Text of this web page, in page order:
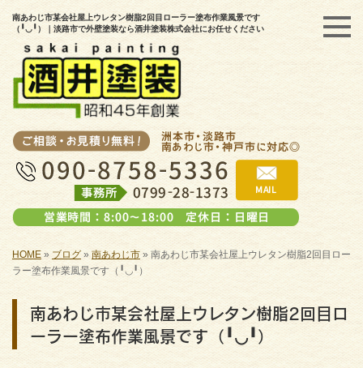
南あわじ市某会社屋上ウレタン樹脂2回目ローラー塗布作業風景です
（╹◡╹）｜淡路市で外壁塗装なら酒井塗装株式会社にお任せください
HOME » ブログ» 南あわじ市 » 南あわじ市某会社屋上ウレタン樹脂2回目ロー
ラー塗布作業風景です（╹◡╹）
南あわじ市某会社屋上ウレタン樹脂2回目ロ
ーラー塗布作業風景です（╹◡╹）